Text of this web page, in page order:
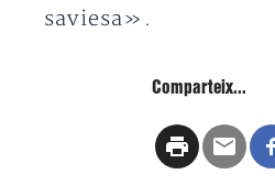
saviesa».
Comparteix...